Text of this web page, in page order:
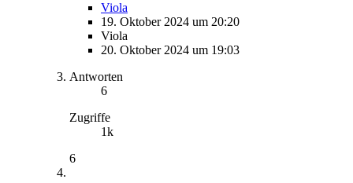
Viola
19. Oktober 2024 um 20:20
Viola
20. Oktober 2024 um 19:03
Antworten
6
Zugriffe
1k
6